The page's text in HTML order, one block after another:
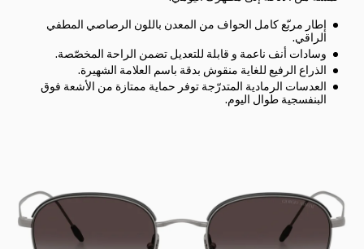
إطار مربّع كامل الحواف من المعدن باللون الرصاصي المطفي
الراقي.
وسادات أنف ناعمة و قابلة للتعديل تضمن الراحة المخصّصة.
الذراع الرفيع للغاية منقوش بدقة باسم العلامة الشهيرة.
العدسات الرمادية المتدرّجة توفر حماية ممتازة من الأشعة فوق
البنفسجية طوال اليوم.